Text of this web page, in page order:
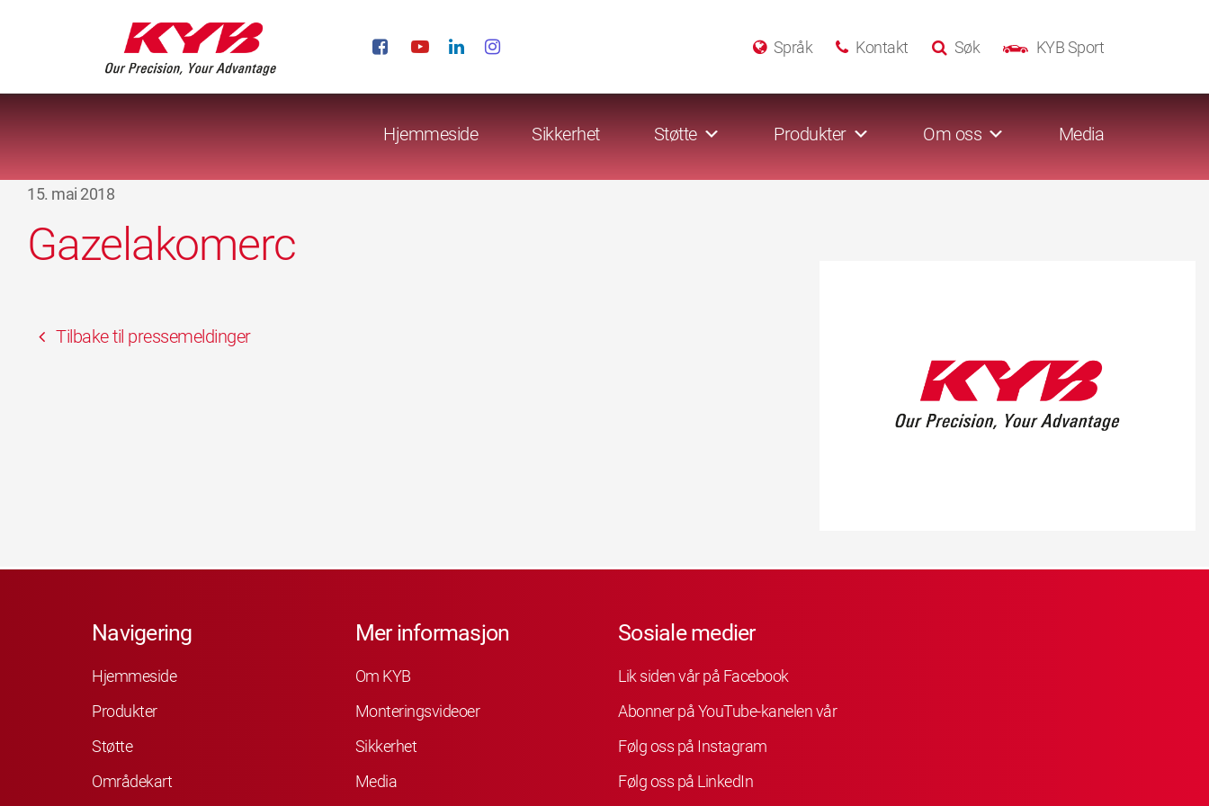
KYB Sport
Søk
Kontakt
Språk
Hjemmeside Sikkerhet Støtte Produkter Om oss Media
15. mai 2018
Gazelakomerc
Tilbake til pressemeldinger
Navigering
Hjemmeside
Produkter
Støtte
Områdekart
Mer informasjon
Om KYB
Monteringsvideoer
Sikkerhet
Media
Sosiale medier
Lik siden vår på Facebook
Abonner på YouTube-kanelen vår
Følg oss på Instagram
Følg oss på LinkedIn